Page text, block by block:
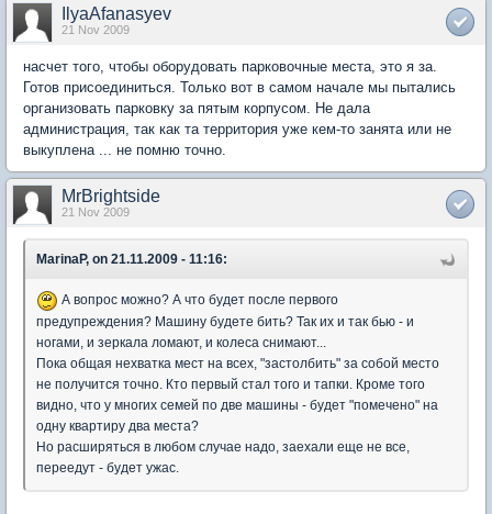
IlyaAfanasyev
21 Nov 2009
насчет того, чтобы оборудовать парковочные места, это я за.
Готов присоединиться. Только вот в самом начале мы пытались
организовать парковку за пятым корпусом. Не дала
администрация, так как та территория уже кем-то занята или не
выкуплена ... не помню точно.
MrBrightside
21 Nov 2009
MarinaP, on 21.11.2009 - 11:16:
А вопрос можно? А что будет после первого
предупреждения? Машину будете бить? Так их и так бью - и
ногами, и зеркала ломают, и колеса снимают...
Пока общая нехватка мест на всех, "застолбить" за собой место
не получится точно. Кто первый стал того и тапки. Кроме того
видно, что у многих семей по две машины - будет "помечено" на
одну квартиру два места?
Но расширяться в любом случае надо, заехали еще не все,
переедут - будет ужас.